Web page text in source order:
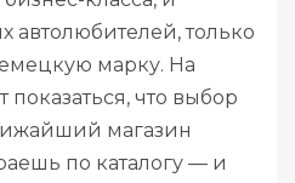
только
марку. На
что выбор
магазин
по каталогу — и